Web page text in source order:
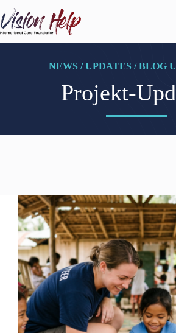
Inhalt
springen
NEWS / UPDATES / BLOG
Projekt-